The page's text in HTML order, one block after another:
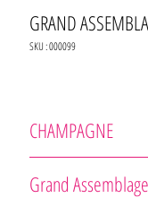
GRAND
SKU : 000099
CHAMPAGNE
Grand